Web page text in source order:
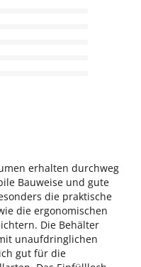
erhalten durchweg
Bauweise und gute
die praktische
die ergonomischen
Die Behälter
unaufdringlichen
gut für die